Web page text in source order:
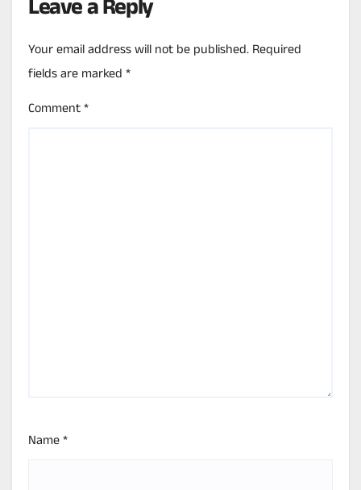
Leave a Reply
Your email address will not be published.Required
fields are marked*
Comment*
Name*